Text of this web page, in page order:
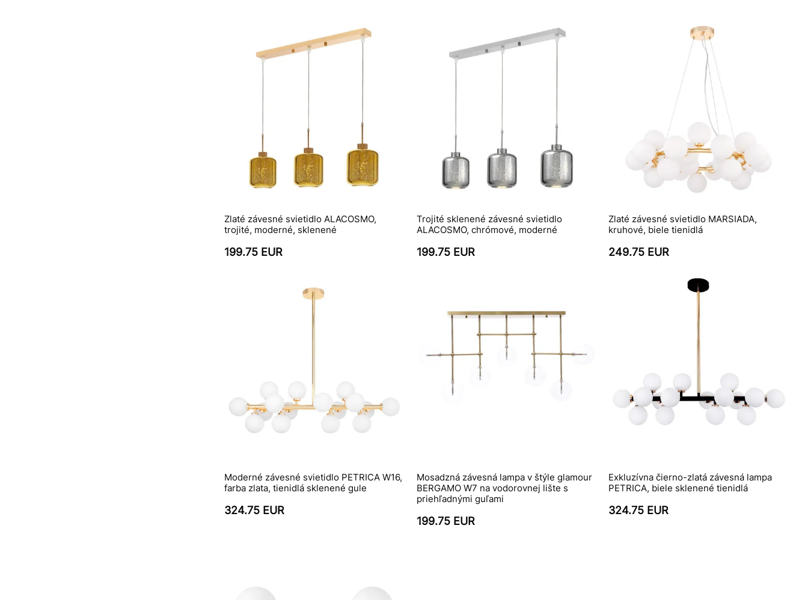
Zlaté závesné svietidlo ALACOSMO,
trojité, moderné, sklenené
199.75 EUR
Trojité sklenené závesné svietidlo
ALACOSMO, chrómové, moderné
199.75 EUR
Zlaté závesné svietidlo MARSIADA,
kruhové, biele tienidlá
249.75 EUR
Moderné závesné svietidlo PETRICA W16,
farba zlata, tienidlá sklenené gule
324.75 EUR
Mosadzná závesná lampa v štýle glamour
BERGAMO W7 na vodorovnej lište s
priehľadnými guľami
199.75 EUR
Exkluzívna čierno-zlatá závesná lampa
PETRICA, biele sklenené tienidlá
324.75 EUR